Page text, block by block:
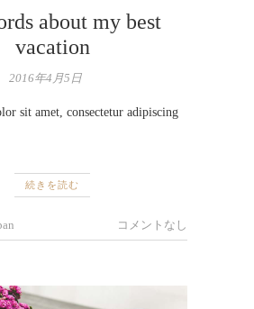
about my best
vacation
2016年4月5日
sit amet, consectetur adipiscing
続きを読む
コメントなし